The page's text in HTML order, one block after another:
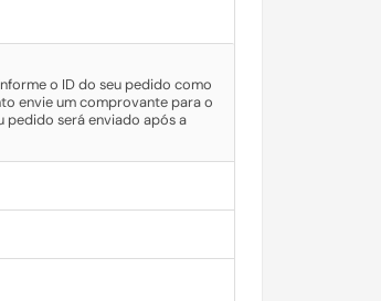
o ID do seu pedido como
envie um comprovante para o
será enviado após a